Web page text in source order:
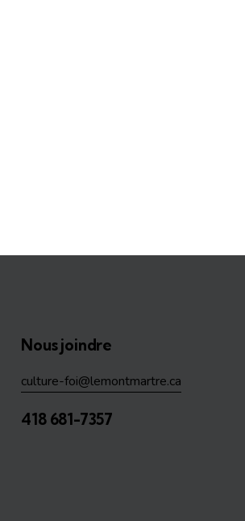
Nous joindre
culture-foi@lemontmartre.ca
418 681-7357